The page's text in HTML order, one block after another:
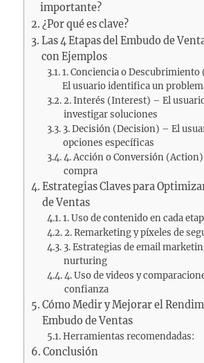
importante?
¿Por qué es clave?
Las 4 Etapas del Embudo de
con Ejemplos
1. Conciencia o
El usuario identifica un
2. Interés (Interest) – El
investigar soluciones
3. Decisión (Decision) – El
opciones específicas
4. Acción o Conversión
compra
Estrategias Claves para
de Ventas
1. Uso de contenido en cada
2. Remarketing y píxeles de
3. Estrategias de email
nurturing
4. Uso de videos y
confianza
Cómo Medir y Mejorar el
Embudo de Ventas
Herramientas recomendadas:
Conclusión